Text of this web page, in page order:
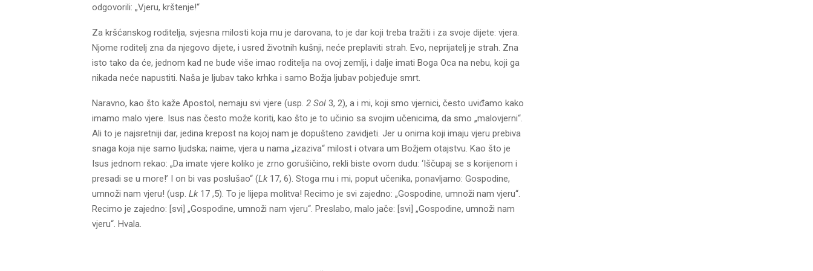
odgovorili: „Vjeru, krštenje!“
Za kršćanskog roditelja, svjesna milosti koja mu je darovana, to je dar koji treba tražiti i za svoje dijete: vjera.
Njome roditelj zna da njegovo dijete, i usred životnih kušnji, neće preplaviti strah. Evo, neprijatelj je strah. Zna
isto tako da će, jednom kad ne bude više imao roditelja na ovoj zemlji, i dalje imati Boga Oca na nebu, koji ga
nikada neće napustiti. Naša je ljubav tako krhka i samo Božja ljubav pobjeđuje smrt.
Naravno, kao što kaže Apostol, nemaju svi vjere (usp. 2 Sol 3, 2), a i mi, koji smo vjernici, često uviđamo kako
imamo malo vjere. Isus nas često može koriti, kao što je to učinio sa svojim učenicima, da smo „malovjerni“.
Ali to je najsretniji dar, jedina krepost na kojoj nam je dopušteno zavidjeti. Jer u onima koji imaju vjeru prebiva
snaga koja nije samo ljudska; naime, vjera u nama „izaziva“ milost i otvara um Božjem otajstvu. Kao što je
Isus jednom rekao: „Da imate vjere koliko je zrno gorušičino, rekli biste ovom dudu: ‘Iščupaj se s korijenom i
presadi se u more!’ I on bi vas poslušao“ (Lk17, 6). Stoga mu i mi, poput učenika, ponavljamo: Gospodine,
umnoži nam vjeru! (usp. Lk 17 ,5). To je lijepa molitva! Recimo je svi zajedno: „Gospodine, umnoži nam vjeru“.
Recimo je zajedno: [svi] „Gospodine, umnoži nam vjeru“. Preslabo, malo jače: [svi] „Gospodine, umnoži nam
vjeru“. Hvala.